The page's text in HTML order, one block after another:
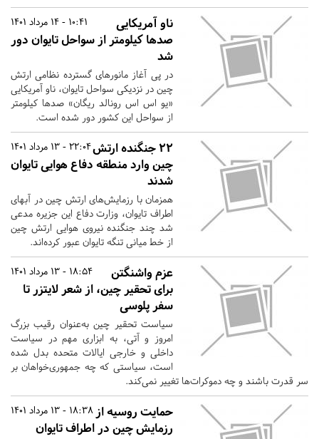
10:41 - 14 مرداد 1401
ناو آمریکایی
صدها کیلومتر از سواحل تایوان دور
شد
در پی آغاز مانورهای گسترده نظامی ارتش
چین در نزدیکی سواحل تایوان، ناو آمریکایی
«یو اس اس رونالد ریگان» صدها کیلومتر
از سواحل این کشور دور شده است.
22:04 - 13 مرداد 1401۲۲ جنگنده ارتش
چین وارد منطقه دفاع هوایی تایوان
شدند
همزمان با رزمایش‌های ارتش چین در آبهای
اطراف تایوان، وزارت دفاع این جزیره مدعی
شد چند جنگنده نیروی هوایی ارتش چین
از خط میانی تنگه تایوان عبور کرده‌اند.
18:54 - 13 مرداد 1401
عزم واشنگتن
برای تحقیر چین، از شعر لایتزر تا
سفر پلوسی
سیاست تحقیر چین به‌عنوان رقیب بزرگ
امروز و آتی، به ابزاری مهم در سیاست
داخلی و خارجی ایالات متحده بدل شده
است، سیاستی که چه جمهوری‌خواهان بر
سر قدرت باشند و چه دموکرات‌ها تغییر نمی‌کند.
18:38 - 13 مرداد 1401 حمایت روسیه از
رزمایش چین در اطراف تایوان